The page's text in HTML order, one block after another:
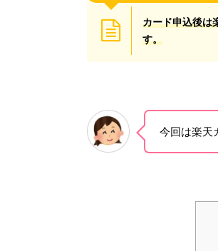
カード申込後は
す。
今回は楽天